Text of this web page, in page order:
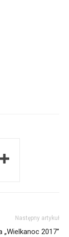
Następny artykuł
„Wielkanoc 2017”